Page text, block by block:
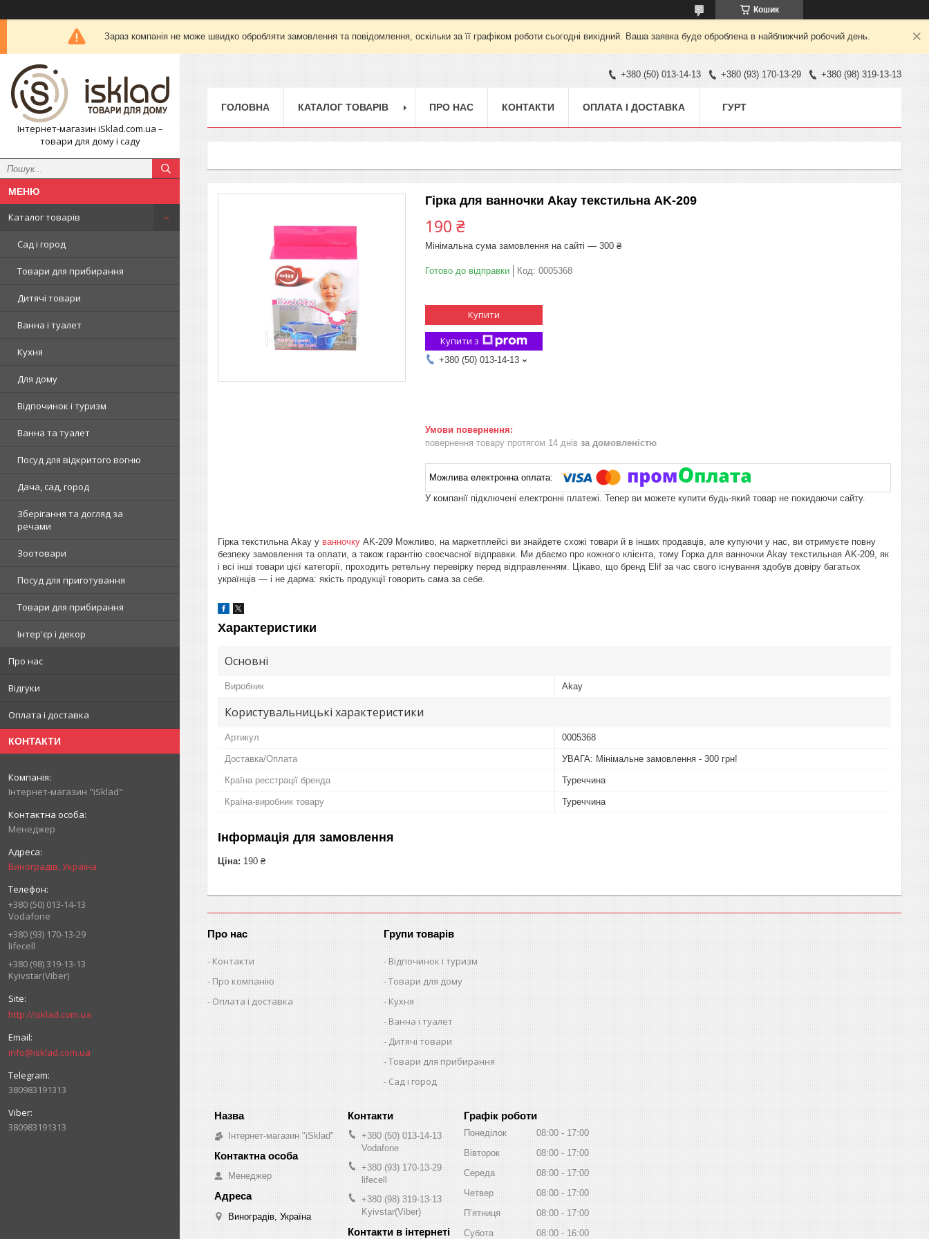
Кошик
Зараз компанія не може швидко обробляти замовлення та повідомлення, оскільки за її графіком роботи сьогодні вихідний. Ваша заявка буде оброблена в найближчий робочий день.
Інтернет-магазин iSklad.com.ua –
товари для дому і саду
Каталог товарів
Сад і город
Товари для прибирання
Дитячі товари
Ванна і туалет
Кухня
Для дому
Відпочинок і туризм
Ванна та туалет
Посуд для відкритого вогню
Дача, сад, город
Зберігання та догляд за
речами
Зоотовари
Посуд для приготування
Товари для прибирання
Інтер'єр і декор
Про нас
Відгуки
Оплата і доставка
КОНТАКТИ
Інтернет-магазин "iSklad"
Менеджер
Виноградів, Україна
+380 (50) 013-14-13
Vodafone
+380 (93) 170-13-29
lifecell
+380 (98) 319-13-13
Kyivstar(Viber)
http://isklad.com.ua
info@isklad.com.ua
380983191313
380983191313
+380 (50) 013-14-13 +380 (93) 170-13-29 +380 (98) 319-13-13
ГОЛОВНА КАТАЛОГ ТОВАРІВ ПРО НАС КОНТАКТИ ОПЛАТА І ДОСТАВКА ГУРТ
Гірка для ванночки Akay текстильна AK-209
190 ₴
Мінімальна сума замовлення на сайті — 300 ₴
Готово до відправки Код: 0005368
Купити
Купити з
+380 (50) 013-14-13
повернення товару протягом 14 днів за домовленістю
У компанії підключені електронні платежі. Тепер ви можете купити будь-який товар не покидаючи сайту.
Гірка текстильна Akay у ванночку AK-209 Можливо, на маркетплейсі ви знайдете схожі товари й в інших продавців, але купуючи у нас, ви отримуєте повну
безпеку замовлення та оплати, а також гарантію своєчасної відправки. Ми дбаємо про кожного клієнта, тому Горка для ванночки Akay текстильная AK-209, як
і всі інші товари цієї категорії, проходить ретельну перевірку перед відправленням. Цікаво, що бренд Elif за час свого існування здобув довіру багатьох
українців — і не дарма: якість продукції говорить сама за себе.
Характеристики
Основні
Виробник Akay
Користувальницькі характеристики
Артикул 0005368
Доставка/Оплата УВАГА: Мінімальне замовлення - 300 грн!
Країна реєстрації бренда Туреччина
Країна-виробник товару Туреччина
Інформація для замовлення
Ціна: 190 ₴
Про нас
Контакти
Про компанію
Оплата і доставка
Групи товарів
Відпочинок і туризм
Товари для дому
Кухня
Ванна і туалет
Дитячі товари
Товари для прибирання
Сад і город
Інтернет-магазин "iSklad"
Менеджер
Виноградів, Україна
+380 (50) 013-14-13
Vodafone
+380 (93) 170-13-29
lifecell
+380 (98) 319-13-13
Kyivstar(Viber)
Графік роботи
Понеділок 08:00
17:00
Вівторок
08:00
17:00
Середа
08:00
17:00
Четвер
08:00
17:00
Пʼятниця
08:00
17:00
Субота
08:00 16:00